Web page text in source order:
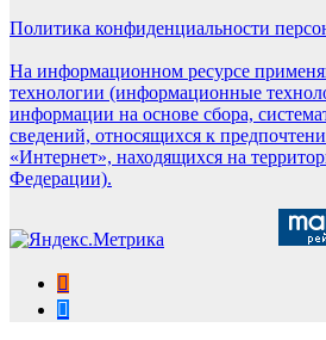
Политика конфиденциальности
На информационном ресурсе
технологии (информационные
информации на основе сбора,
сведений, относящихся к
«Интернет», находящихся на
Федерации).